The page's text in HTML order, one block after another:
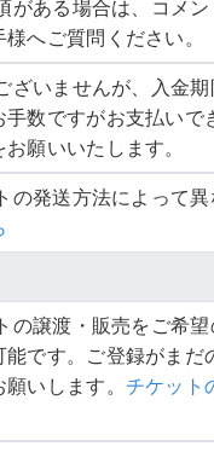
がある場合は、コメ
へご質問ください。
ざいませんが、入金
手数ですがお支払いで
願いいたします。
の発送方法によって
の譲渡・販売をご希
能です。ご登録がまだ
いします。 チケット